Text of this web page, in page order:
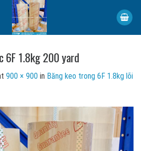
6F 1.8kg 200 yard
900 × 900 in Băng keo trong 6F 1.8kg lõi